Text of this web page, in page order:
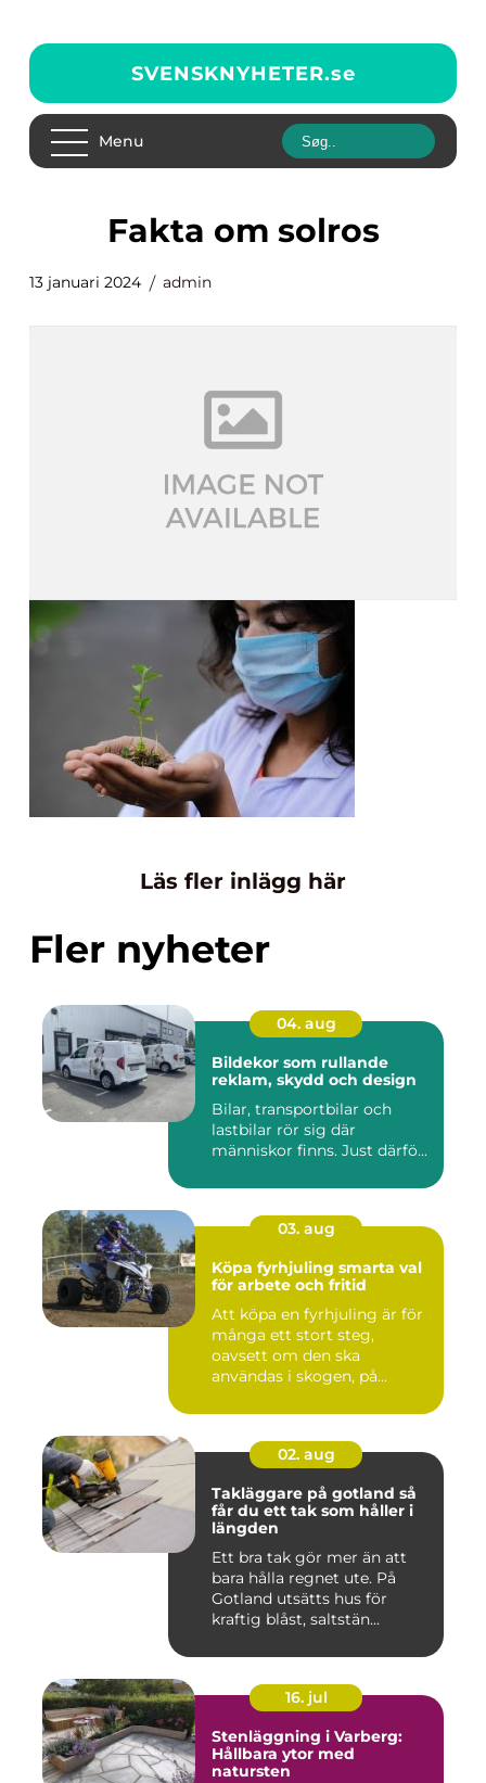
SVENSKNYHETER.se
Menu
fakta om solros
13 januari 2024 admin
Läs fler inlägg här
Fler nyheter
04. aug
Bildekor som rullande
reklam, skydd och design
Bilar, transportbilar och
lastbilar rör sig där
människor finns. Just därfö...
03. aug
Köpa fyrhjuling smarta val
för arbete och fritid
Att köpa en fyrhjuling är för
många ett stort steg,
oavsett om den ska
användas i skogen, på
02. aug
Takläggare på gotland så
får du ett tak som håller i
längden
Ett bra tak gör mer än att
bara hålla regnet ute. På
Gotland utsätts hus för
kraftig blåst, saltstän...
16. jul
Stenläggning i Varberg:
Hållbara ytor med
natursten